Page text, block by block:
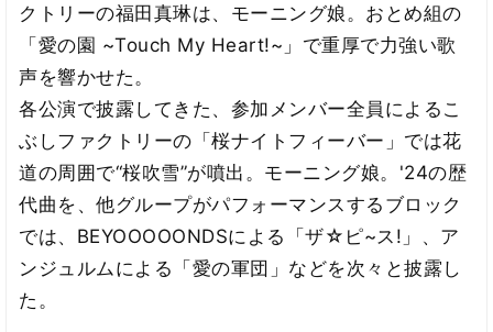
クトリーの福田真琳は、モーニング娘。おとめ組の
「愛の園 ~Touch My Heart!~」で重厚で力強い歌
声を響かせた。
各公演で披露してきた、参加メンバー全員によるこ
ぶしファクトリーの「桜ナイトフィーバー」では花
道の周囲で“桜吹雪”が噴出。モーニング娘。'24の歴
代曲を、他グループがパフォーマンスするブロック
では、BEYOOOOONDSによる「ザ☆ピ~ス!」、ア
ンジュルムによる「愛の軍団」などを次々と披露し
た。